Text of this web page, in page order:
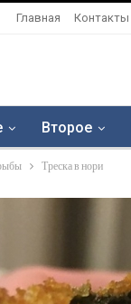
Главная Контакты
Второе
Треска в нори